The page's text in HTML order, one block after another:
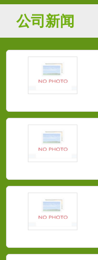
公司新闻